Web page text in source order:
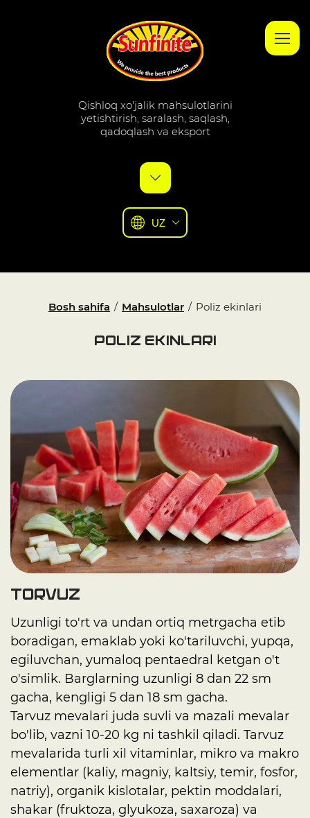
Qishloq xo'jalik mahsulotlarini
yetishtirish, saralash, saqlash,
qadoqlash va eksport
UZ
Bosh sahifa / Mahsulotlar / Poliz ekinlari
Poliz ekinlari
Torvuz
Uzunligi to'rt va undan ortiq metrgacha etib
boradigan, emaklab yoki ko'tariluvchi, yupqa,
egiluvchan, yumaloq pentaedral ketgan o't
o'simlik. Barglarning uzunligi 8 dan 22 sm
gacha, kengligi 5 dan 18 sm gacha.
Tarvuz mevalari juda suvli va mazali mevalar
bo'lib, vazni 10-20 kg ni tashkil qiladi. Tarvuz
mevalarida turli xil vitaminlar, mikro va makro
elementlar (kaliy, magniy, kaltsiy, temir, fosfor,
natriy), organik kislotalar, pektin moddalari,
shakar (fruktoza, glyukoza, saxaroza) va